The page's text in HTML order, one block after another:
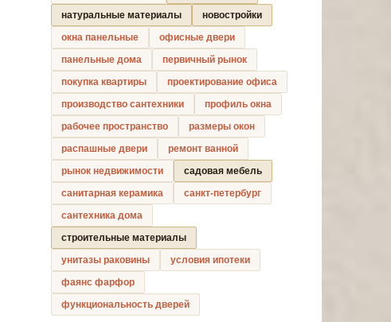
натуральные материалы
новостройки
окна панельные
офисные двери
панельные дома
первичный рынок
покупка квартиры
проектирование офиса
производство сантехники
профиль окна
рабочее пространство
размеры окон
распашные двери
ремонт ванной
рынок недвижимости
садовая мебель
санитарная керамика
санкт-петербург
сантехника дома
строительные материалы
унитазы раковины
условия ипотеки
фаянс фарфор
функциональность дверей